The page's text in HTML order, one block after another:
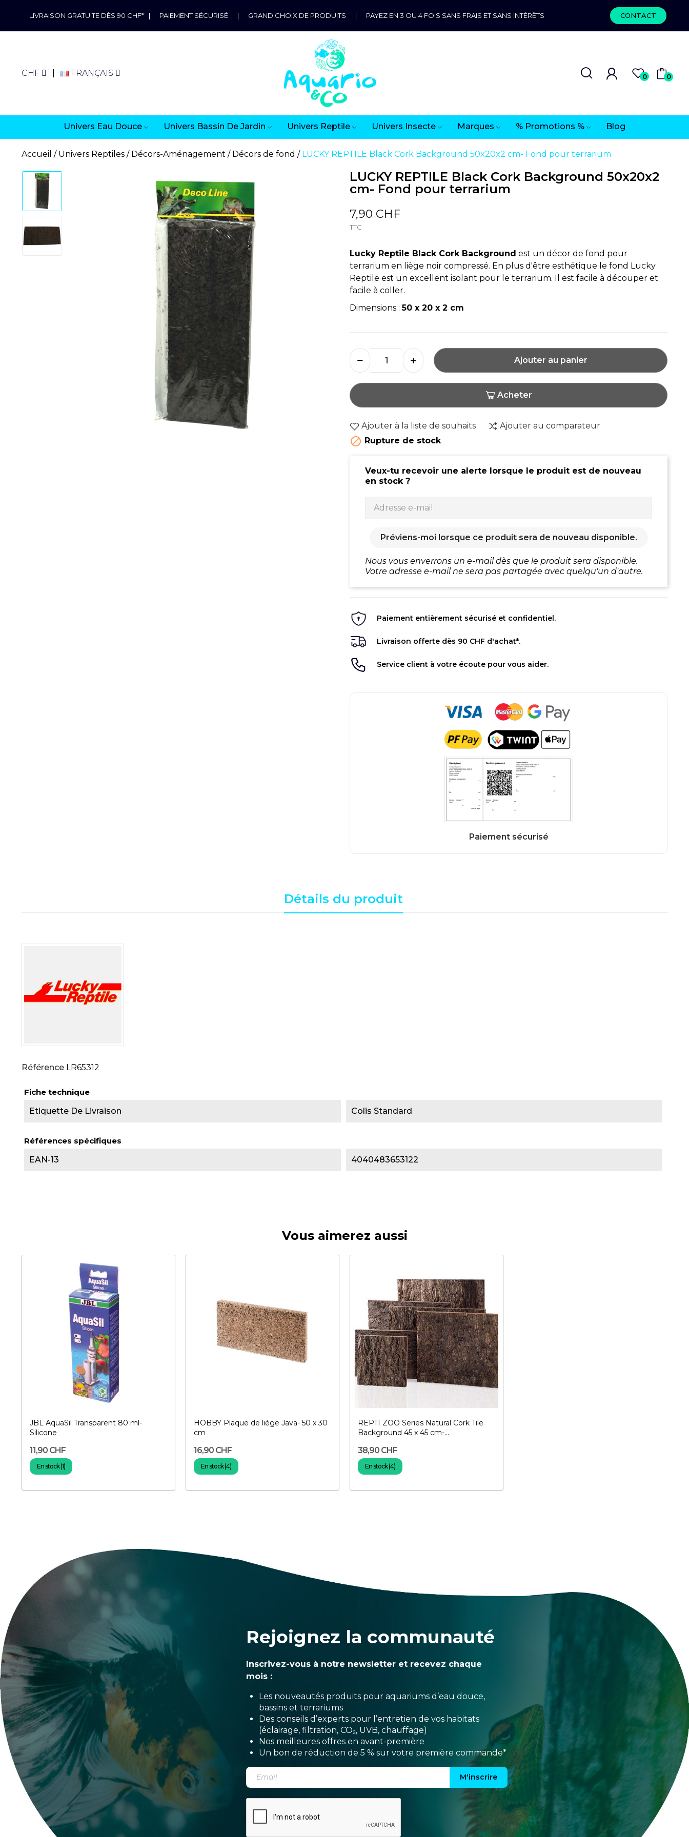
LIVRAISON GRATUITE DÈS 90 CHF* | PAIEMENT SÉCURISÉ | GRAND CHOIX DE PRODUITS | PAYEZ EN 3 OU 4 FOIS SANS FRAIS ET SANS INTÉRÊTS CONTACT
CHF FRANÇAIS 0 0
Univers Eau Douce Univers Bassin De Jardin Univers Reptile Univers Insecte Marques % Promotions % Blog
Accueil Univers Reptiles Décors-Aménagement Décors de fond LUCKY REPTILE Black Cork Background 50x20x2 cm- Fond pour terrarium
LUCKY REPTILE Black Cork Background 50x20x2
cm- Fond pour terrarium
7,90 CHF
TTC
Lucky Reptile Black Cork Background est un décor de fond pour
terrarium en liège noir compressé. En plus d'être esthétique le fond Lucky
Reptile est un excellent isolant pour le terrarium. Il est facile à découper et
facile à coller.
Dimensions :50 x 20 x 2 cm
Ajouter au panier
Acheter
Ajouter à la liste de souhaits Ajouter au comparateur
 Rupture de stock
Veux-tu recevoir une alerte lorsque le produit est de nouveau
en stock ?
Préviens-moi lorsque ce produit sera de nouveau disponible.
Nous vous enverrons un e-mail dès que le produit sera disponible.
Votre adresse e-mail ne sera pas partagée avec quelqu'un d'autre.
Paiement entièrement sécurisé et confidentiel.
Livraison offerte dès 90 CHF d'achat*.
Service client à votre écoute pour vous aider.
Détails du produit
Référence LR65312
Fiche technique
Etiquette De Livraison
Colis Standard
Références spécifiques
EAN-13
4040483653122
Vous aimerez aussi
JBL AquaSil Transparent 80 ml-
Silicone
11,90 CHF
En stock (1)
HOBBY Plaque de liège Java- 50 x 30
cm
16,90 CHF
En stock (4)
REPTI ZOO Series Natural Cork Tile
Background 45 x 45 cm-...
38,90 CHF
En stock (4)
Rejoignez la communauté
Inscrivez-vous à notre newsletter et recevez chaque
mois :
Les nouveautés produits pour aquariums d’eau douce,
bassins et terrariums
Des conseils d’experts pour l’entretien de vos habitats
(éclairage, filtration, CO₂, UVB, chauffage)
Nos meilleures offres en avant-première
Un bon de réduction de 5 % sur votre première commande*
M'inscrire